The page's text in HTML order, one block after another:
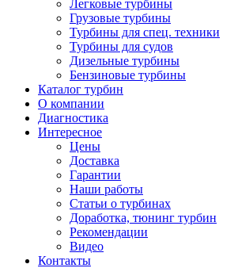
Легковые турбины
Грузовые турбины
Турбины для спец. техники
Турбины для судов
Дизельные турбины
Бензиновые турбины
Каталог турбин
О компании
Диагностика
Интересное
Цены
Доставка
Гарантии
Наши работы
Статьи о турбинах
Доработка, тюнинг турбин
Рекомендации
Видео
Контакты